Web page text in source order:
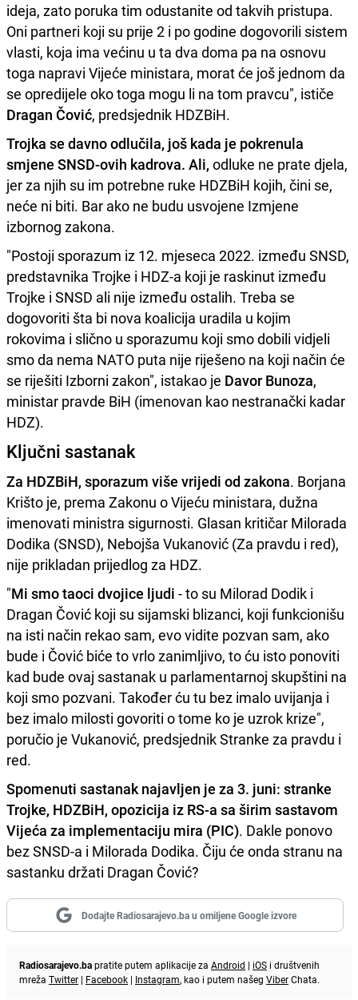
ideja, zato poruka tim odustanite od takvih pristupa.
Oni partneri koji su prije 2 i po godine dogovorili sistem
vlasti, koja ima većinu u ta dva doma pa na osnovu
toga napravi Vijeće ministara, morat će još jednom da
se opredijele oko toga mogu li na tom pravcu", ističe
Dragan Čović, predsjednik HDZBiH.
Trojka se davno odlučila, još kada je pokrenula
smjene SNSD-ovih kadrova. Ali, odluke ne prate djela,
jer za njih su im potrebne ruke HDZBiH kojih, čini se,
neće ni biti. Bar ako ne budu usvojene Izmjene
izbornog zakona.
"Postoji sporazum iz 12. mjeseca 2022. između SNSD,
predstavnika Trojke i HDZ-a koji je raskinut između
Trojke i SNSD ali nije između ostalih. Treba se
dogovoriti šta bi nova koalicija uradila u kojim
rokovima i slično u sporazumu koji smo dobili vidjeli
smo da nema NATO puta nije riješeno na koji način će
se riješiti Izborni zakon", istakao je Davor Bunoza,
ministar pravde BiH (imenovan kao nestranački kadar
HDZ).
Ključni sastanak
Za HDZBiH, sporazum više vrijedi od zakona. Borjana
Krišto je, prema Zakonu o Vijeću ministara, dužna
imenovati ministra sigurnosti. Glasan kritičar Milorada
Dodika (SNSD), Nebojša Vukanović (Za pravdu i red),
nije prikladan prijedlog za HDZ.
"Mi smo taoci dvojice ljudi - to su Milorad Dodik i
Dragan Čović koji su sijamski blizanci, koji funkcionišu
na isti način rekao sam, evo vidite pozvan sam, ako
bude i Čović biće to vrlo zanimljivo, to ću isto ponoviti
kad bude ovaj sastanak u parlamentarnoj skupštini na
koji smo pozvani. Također ću tu bez imalo uvijanja i
bez imalo milosti govoriti o tome ko je uzrok krize",
poručio je Vukanović, predsjednik Stranke za pravdu i
red.
Spomenuti sastanak najavljen je za 3. juni: stranke
Trojke, HDZBiH, opozicija iz RS-a sa širim sastavom
Vijeća za implementaciju mira (PIC). Dakle ponovo
bez SNSD-a i Milorada Dodika. Čiju će onda stranu na
sastanku držati Dragan Čović?
Dodajte Radiosarajevo.ba u omiljene Google izvore
Radiosarajevo.bapratite putem aplikacije za Android | iOS i društvenih
mreža Twitter | Facebook | Instagram, kao i putem našeg ViberChata.